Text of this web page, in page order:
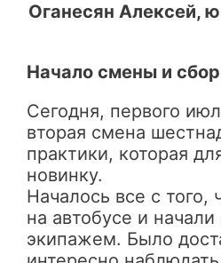
Оганесян Алексей,
Начало смены и
Сегодня, первого
вторая смена
практики, которая
новинку.
Началось все с того,
на автобусе и начали
экипажем. Было